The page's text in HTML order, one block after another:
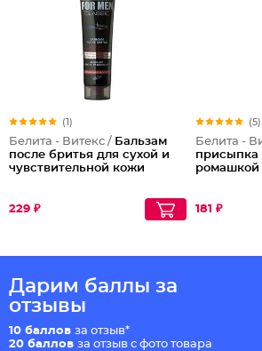
(1)
Белита - Витекс / Бальзам
после бритья для сухой и
чувствительной кожи
229 ₽
(5)
Белита -
присыпка
ромашкой
181 ₽
Дарим баллы за
отзывы
10 баллов за отзыв*
20 баллов за отзыв с фото товара